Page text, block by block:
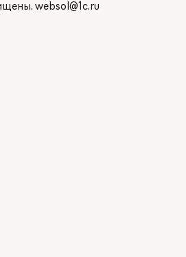
websol@1c.ru